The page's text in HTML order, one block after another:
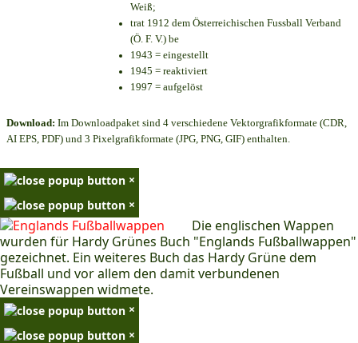
Weiß;
trat 1912 dem Österreichischen Fussball Verband
(Ö. F. V.) be
1943 = eingestellt
1945 = reaktiviert
1997 = aufgelöst
Download: Im Downloadpaket sind 4 verschiedene Vektorgrafikformate (CDR,
AI EPS, PDF) und 3 Pixelgrafikformate (JPG, PNG, GIF) enthalten.
×
×
Die englischen Wappen
wurden für Hardy Grünes Buch "Englands Fußballwappen"
gezeichnet. Ein weiteres Buch das Hardy Grüne dem
Fußball und vor allem den damit verbundenen
Vereinswappen widmete.
×
×